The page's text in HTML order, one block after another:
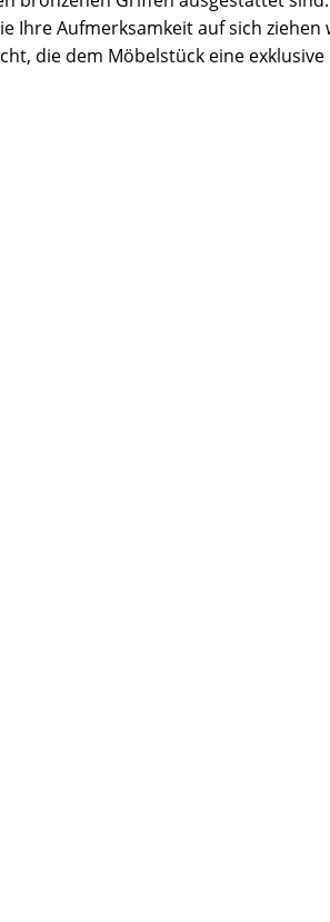
Ihre Aufmerksamkeit auf sich
die dem Möbelstück eine